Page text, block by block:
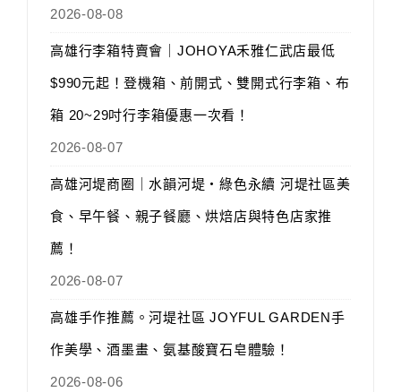
2026-08-08
高雄行李箱特賣會｜JOHOYA禾雅仁武店最低
$990元起！登機箱、前開式、雙開式行李箱、布
箱 20~29吋行李箱優惠一次看！
2026-08-07
高雄河堤商圈｜水韻河堤‧綠色永續 河堤社區美
食、早午餐、親子餐廳、烘焙店與特色店家推
薦！
2026-08-07
高雄手作推薦。河堤社區 JOYFUL GARDEN手
作美學、酒墨畫、氨基酸寶石皂體驗！
2026-08-06